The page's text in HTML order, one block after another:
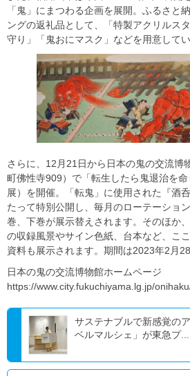
「鬼」にまつわる企画を展開。ふるさと
ングの返礼品として、「特製アクリルス
守り」「鬼おにマスク」などを用意してい
さらに、12月21日から日本の鬼の交流博
町佛性寺909）で「転生したら鬼退治を
展）を開催。「転鬼」に使用された『酒
たって特別公開し、毎月のローテーショ
巻、下巻が展示替えされます。そのほか
の収録風景やサイン色紙、台本など、こ
資料も展示されます。期間は2023年2月28
日本の鬼の交流博物館ホームページ
https://www.city.fukuchiyama.lg.jp/
サステナブルで新感覚の
ベルマルシェ」が東急プ...